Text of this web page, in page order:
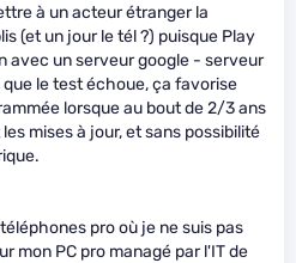
à un acteur étranger la
(et un jour le tél ?) puisque Play
avec un serveur google - serveur
le test échoue, ça favorise
lorsque au bout de 2/3 ans
mises à jour, et sans possibilité
pro où je ne suis pas
mon PC pro managé par l'IT de